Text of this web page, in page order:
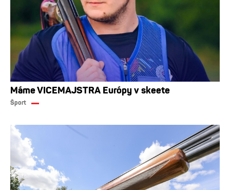
Máme VICEMAJSTRA Európy v skeete
Šport